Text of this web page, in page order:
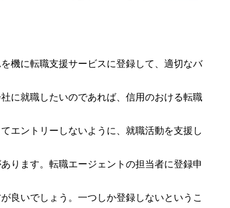
機に転職支援サービスに登録して、適切なバ
に就職したいのであれば、信用のおける転職
エントリーしないように、就職活動を支援し
ります。転職エージェントの担当者に登録申
良いでしょう。一つしか登録しないというこ